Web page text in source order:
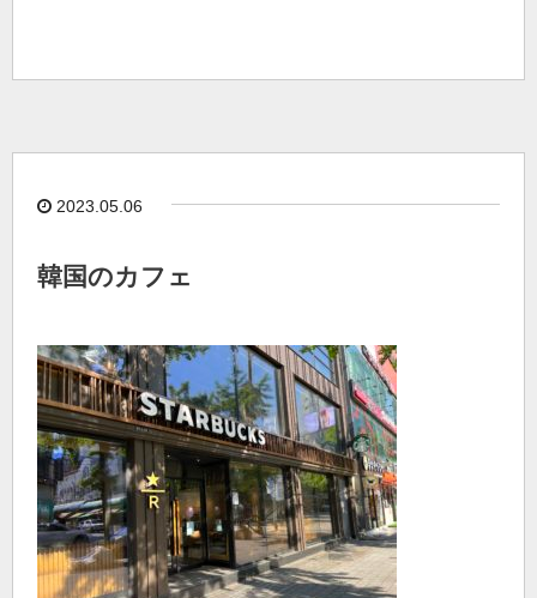
2023.05.06
韓国のカフェ